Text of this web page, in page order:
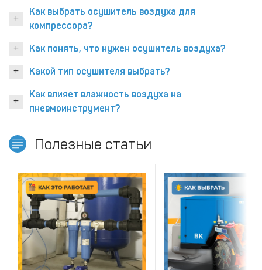
Как выбрать осушитель воздуха для
компрессора?
Как понять, что нужен осушитель воздуха?
Какой тип осушителя выбрать?
Как влияет влажность воздуха на
пневмоинструмент?
Полезные статьи